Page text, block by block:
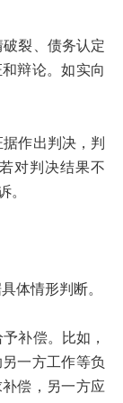
裂、债务认定
辩论。如实向
作出判决，判
对判决结果不
。
情形判断。
补偿。比如，
一方工作等负
偿，另一方应